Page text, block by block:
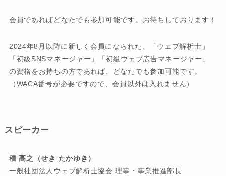
会員であればどなたでも参加可能です。お待ちしております！
2024年8月以降に新しく会員になられた、「ウェブ解析士」
「初級SNSマネージャー」「初級ウェブ広告マネージャー」
の資格をお持ちの方であれば、どなたでも参加可能です。
（WACA番号が必要ですので、会員以外は入れません）
スピーカー
積 高之（せき たかゆき）
一般社団法人ウェブ解析士協会 理事・事業推進部長